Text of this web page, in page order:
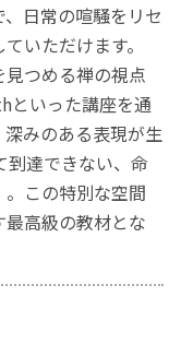
日常の喧騒をリセ
いただけます。
つめる禅の視点
といった講座を通
みのある表現が生
到達できない、命
この特別な空間
高級の教材とな